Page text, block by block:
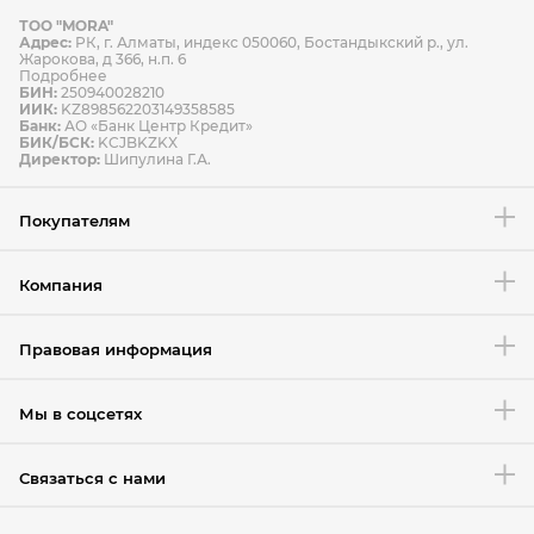
Способы оплаты Способы доставки
Условия возврата товара
ТОО "MORA"
Адрес: РК, г. Алматы, индекс 050060, Бостандыкский р., ул.
Жарокова, д 366, н.п. 6
Подробнее
БИН: 250940028210
ИИК: KZ898562203149358585
Банк: АО «Банк Центр Кредит»
БИК/БСК: KCJBKZKX
Директор: Шипулина Г.А.
Покупателям
Компания
Правовая информация
Мы в соцсетях
Связаться с нами